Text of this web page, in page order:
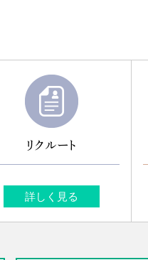
リクルート
詳しく見る